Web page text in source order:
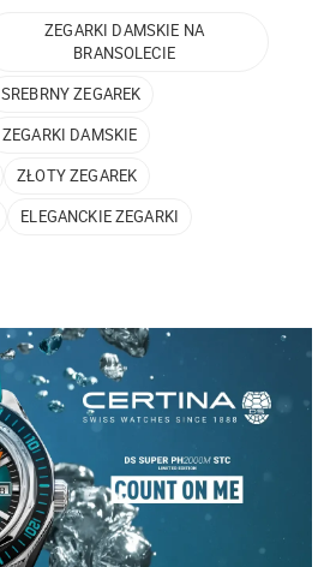
ZEGARKI DAMSKIE NA
BRANSOLECIE
SREBRNY ZEGAREK
ZEGARKI DAMSKIE
ZŁOTY ZEGAREK
ELEGANCKIE ZEGARKI